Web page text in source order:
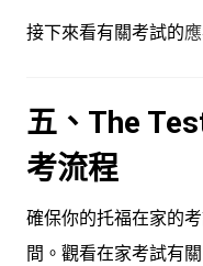
接下來看有關考試的
五、The
考流程
確保你的托福在家的
間。觀看在家考試有關